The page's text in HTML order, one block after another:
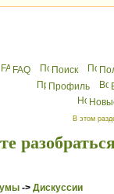
FAQ Поиск
Профиль
В этом
-> Дискуссии